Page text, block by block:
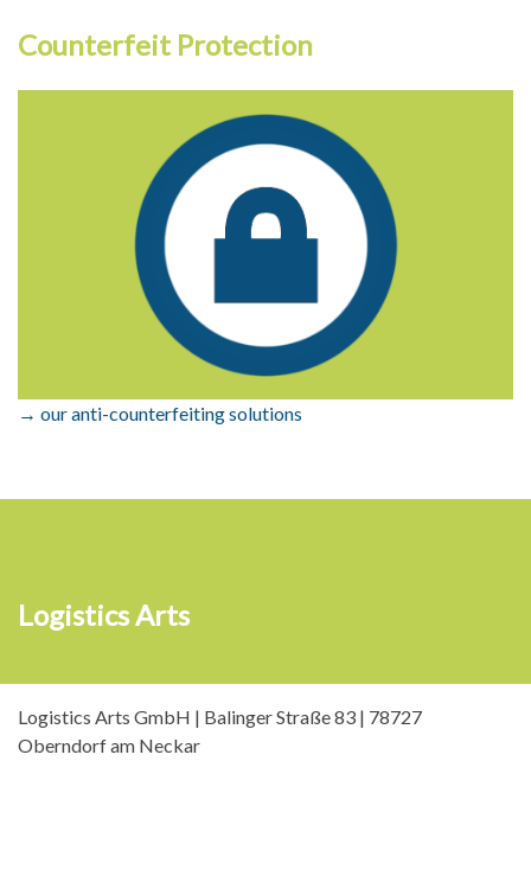
Counterfeit Protection
→ our anti-counterfeiting solutions
Logistics Arts
Logistics Arts GmbH | Balinger Straße 83 | 78727
Oberndorf am Neckar